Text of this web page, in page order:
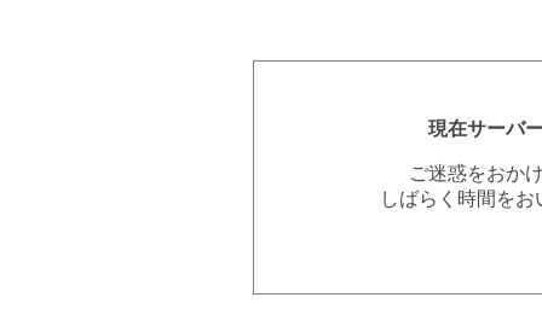
現在サーバ
ご迷惑をおか
しばらく時間を